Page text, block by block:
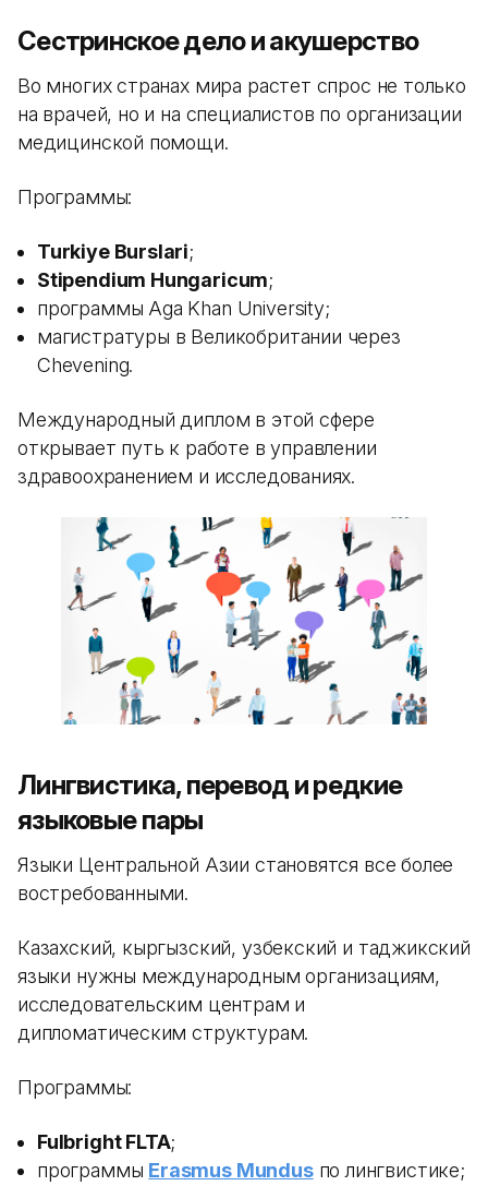
Сестринское дело и акушерство
Во многих странах мира растет спрос не только
на врачей, но и на специалистов по организации
медицинской помощи.
Программы:
Turkiye Burslari;
Stipendium Hungaricum;
программы Aga Khan University;
магистратуры в Великобритании через
Chevening.
Международный диплом в этой сфере
открывает путь к работе в управлении
здравоохранением и исследованиях.
Лингвистика, перевод и редкие
языковые пары
Языки Центральной Азии становятся все более
востребованными.
Казахский, кыргызский, узбекский и таджикский
языки нужны международным организациям,
исследовательским центрам и
дипломатическим структурам.
Программы:
Fulbright FLTA;
программы Erasmus Mundusпо лингвистике;